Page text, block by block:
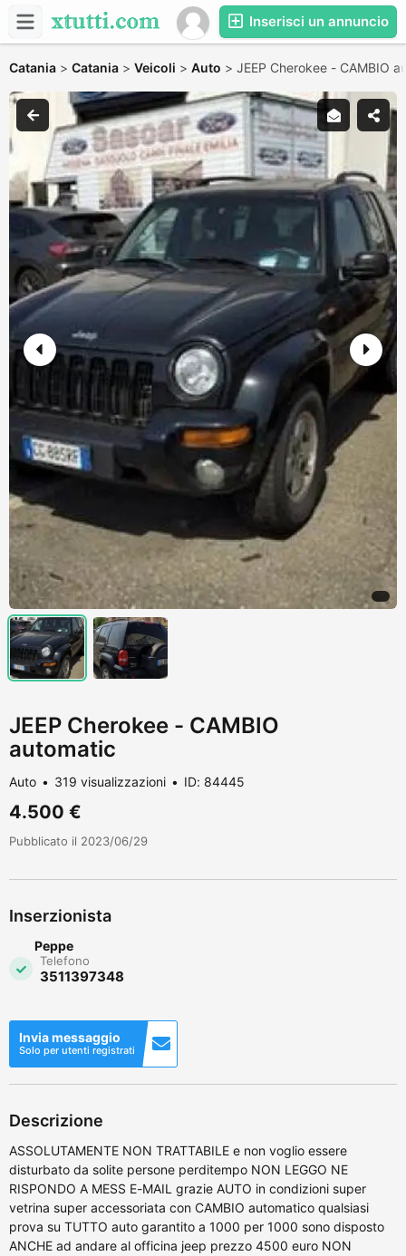
Inserisci un annuncio
Catania > Catania > Veicoli > Auto > JEEP Cherokee - CAMBIO
JEEP Cherokee - CAMBIO
automatic
Auto 319 visualizzazioni ID: 84445
4.500 €
Pubblicato il 2023/06/29
Inserzionista
Peppe
Telefono
3511397348
Invia messaggio
Solo per utenti registrati
Descrizione
ASSOLUTAMENTE NON TRATTABILE e non voglio essere
disturbato da solite persone perditempo NON LEGGO NE
RISPONDO A MESS E-MAIL grazie AUTO in condizioni super
vetrina super accessoriata con CAMBIO automatico qualsiasi
prova su TUTTO auto garantito a 1000 per 1000 sono disposto
ANCHE ad andare al officina jeep prezzo 4500 euro NON